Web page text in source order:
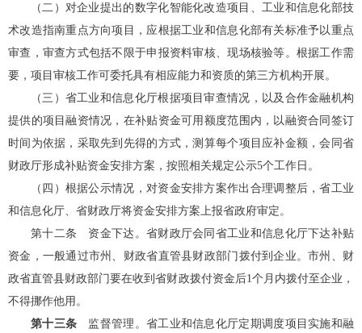
（二） 对企业提出的数字化智能化改造项目、 工业和信息化部技
术改造指南重点方向项目，应根据工业和信息化部有关标准予以重点
审查，审查方式包括不限于申报资料审核、现场核验等。根据工作需
要，项目审核工作可委托具有相应能力和资质的第三方机构开展。
（三） 省工业和信息化厅根据项目审查情况，以及合作金融机构
提供的项目融资情况，在补贴资金可用额度范围内，以融资合同签订
时间为依据，采取先到先得的方式，测算每个项目应补金额，会同省
财政厅形成补贴资金安排方案，按照相关规定公示5个工作日。
（四） 根据公示情况，对资金安排方案作出合理调整后，省工业
和信息化厅、省财政厅将资金安排方案上报省政府审定。
第十二条
资金下达。省财政厅会同 省工业和信息化厅下达补贴
资金，一般通过市州、财政省直管县财政部门拨付到企业。市州、财
政省直管县财政部门要在收到省财政拨付资金后1个月内拨付至企业，
不得挪作他用。
第十三条 监督管理。 省工业和信息化厅定期调度项目实施和融